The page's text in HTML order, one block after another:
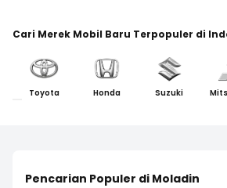
Cari Merek Mobil Baru Terpopuler di
Toyota Honda Suzuki
Pencarian Populer di Moladin